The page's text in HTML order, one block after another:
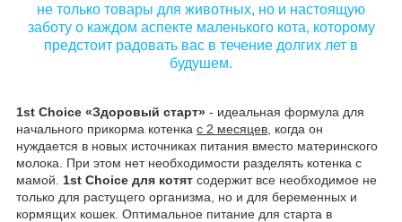
не только товары для животных, но и настоящую
заботу о каждом аспекте маленького кота, которому
предстоит радовать вас в течение долгих лет в
будушем.
1st Choice «Здоровый старт» - идеальная формула для
начального прикорма котенка с 2 месяцев , когда он
нуждается в новых источниках питания вместо материнского
молока. При этом нет необходимости разделять котенка с
мамой. 1st Choice для котят содержит все необходимое не
только для растущего организма, но и для беременных и
кормящих кошек. Оптимальное питание для старта в